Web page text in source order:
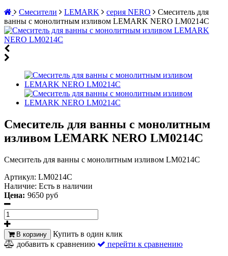
Смесители
LEMARK серия NERO
Смеситель для
ванны с монолитным изливом LEMARK NERO LM0214C
Смеситель для ванны с монолитным
изливом LEMARK NERO LM0214C
Смеситель для ванны с монолитным изливом LM0214C
Артикул: LM0214C
Наличие: Есть в наличии
Цена: 9650 руб
В корзину
Купить в один клик
добавить к сравнению
перейти к сравнению